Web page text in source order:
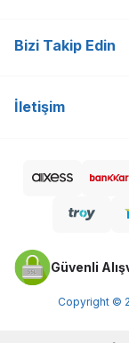
Bizi Takip Edin
İletişim
Güvenli
Copyright ©